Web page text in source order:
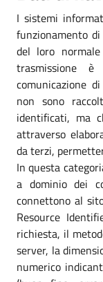
I sistemi
funzionamento
del loro
trasmissione
comunicazione
non sono
identificati, ma
attraverso
da terzi,
In questa
a dominio dei
connettono al
Resource
richiesta, il
server, la
numerico